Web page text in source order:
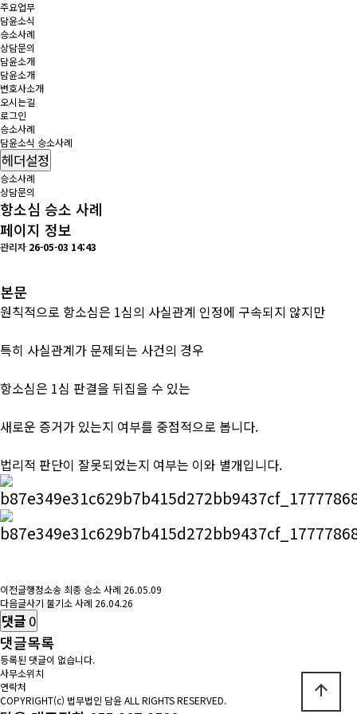
주요업무
담윤소식
승소사례
상담문의
담윤소개
담윤소개
변호사소개
오시는길
로그인
승소사례
담윤소식 승소사례
헤더설정
승소사례
상담문의
항소심 승소 사례
페이지 정보
관리자 26-05-03 14:43
본문
원칙적으로 항소심은 1심의 사실관계 인정에 구속되지 않지만
특히 사실관계가 문제되는 사건의 경우
항소심은 1심 판결을 뒤집을 수 있는
새로운 증거가 있는지 여부를 중점적으로 봅니다.
법리적 판단이 잘못되었는지 여부는 이와 별개입니다.
이전글행정소송 최종 승소 사례 26.05.09
다음글사기 불기소 사례 26.04.26
댓글 0
댓글목록
등록된 댓글이 없습니다.
사무소위치
연락처
COPYRIGHT(c) 법무법인 담윤 ALL RIGHTS RESERVED.
arrow_upward